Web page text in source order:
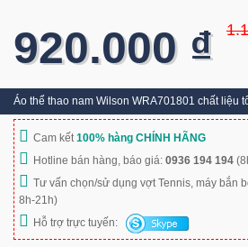
920.000 ₫
Áo thể thao nam Wilson WRA701801 chất liệu
Cam kết100% hàng CHÍNH HÃNG
Hotline bán hàng, báo giá: 0936 194 194
Tư vấn chọn/sử dụng vợt Tennis, máy bắn
8h-21h)
Hỗ trợ trực tuyến: